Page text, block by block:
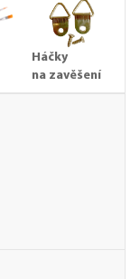
Háčky
na zavěšení